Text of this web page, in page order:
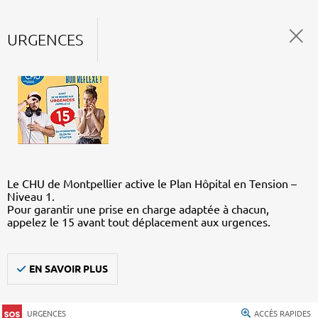
URGENCES
Le CHU de Montpellier active le Plan Hôpital en Tension –
Niveau 1.
Pour garantir une prise en charge adaptée à chacun,
appelez le 15 avant tout déplacement aux urgences.
EN SAVOIR PLUS
URGENCES ACCÈS RAPIDES